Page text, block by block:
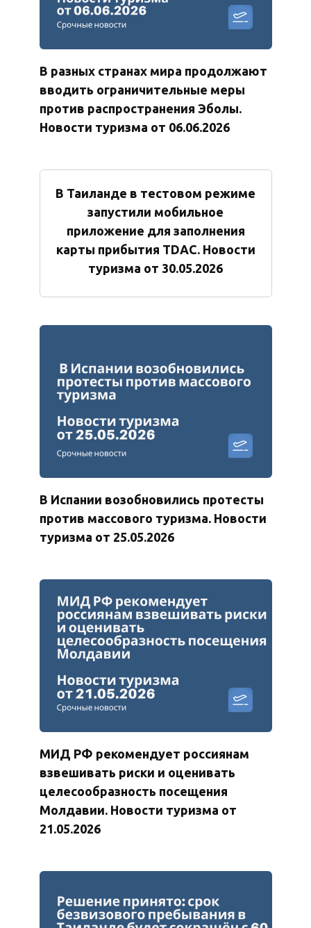
В разных странах мира продолжают
вводить ограничительные меры
против распространения Эболы.
Новости туризма от 06.06.2026
В Таиланде в тестовом режиме
запустили мобильное
приложение для заполнения
карты прибытия TDAC. Новости
туризма от 30.05.2026
В Испании возобновились протесты
против массового туризма. Новости
туризма от 25.05.2026
МИД РФ рекомендует россиянам
взвешивать риски и оценивать
целесообразность посещения
Молдавии. Новости туризма от
21.05.2026